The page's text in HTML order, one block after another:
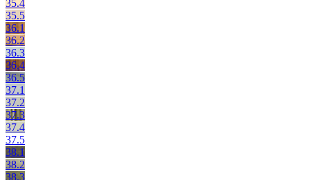
35.4
35.5
36.1
36.2
36.3
36.4
36.5
37.1
37.2
37.3
37.4
37.5
38.1
38.2
38.3